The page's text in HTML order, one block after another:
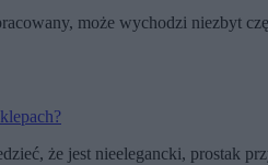
może wychodzi niezbyt
że jest nieelegancki, prostak